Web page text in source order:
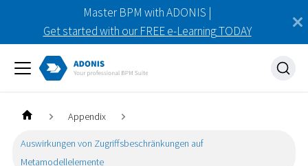
Master BPM with ADONIS |
Get started with our FREE e-Learning TODAY
Appendix
Auswirkungen von Zugriffsbeschränkungen auf
Metamodellelemente